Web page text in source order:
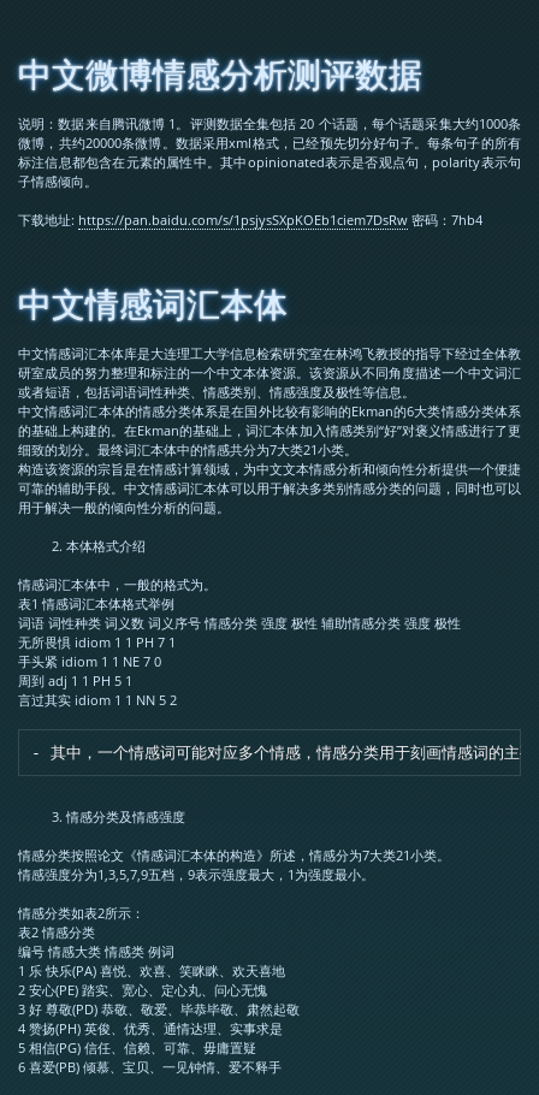
中文微博情感分析测评数据
说明：数据来自腾讯微博 1。评测数据全集包括 20 个话题，每个话题采集大约1000条
微博，共约20000条微博。数据采用xml格式，已经预先切分好句子。每条句子的所有
标注信息都包含在元素的属性中。其中opinionated表示是否观点句，polarity表示句
子情感倾向。
下载地址: https://pan.baidu.com/s/1psjysSXpKOEb1ciem7DsRw 密码：7hb4
中文情感词汇本体
中文情感词汇本体库是大连理工大学信息检索研究室在林鸿飞教授的指导下经过全体教
研室成员的努力整理和标注的一个中文本体资源。该资源从不同角度描述一个中文词汇
或者短语，包括词语词性种类、情感类别、情感强度及极性等信息。
中文情感词汇本体的情感分类体系是在国外比较有影响的Ekman的6大类情感分类体系
的基础上构建的。在Ekman的基础上，词汇本体加入情感类别“好”对褒义情感进行了更
细致的划分。最终词汇本体中的情感共分为7大类21小类。
构造该资源的宗旨是在情感计算领域，为中文文本情感分析和倾向性分析提供一个便捷
可靠的辅助手段。中文情感词汇本体可以用于解决多类别情感分类的问题，同时也可以
用于解决一般的倾向性分析的问题。
本体格式介绍
情感词汇本体中，一般的格式为。
表1 情感词汇本体格式举例
词语 词性种类 词义数 词义序号 情感分类 强度 极性 辅助情感分类 强度 极性
无所畏惧 idiom 1 1 PH 7 1
手头紧 idiom 1 1 NE 7 0
周到 adj 1 1 PH 5 1
言过其实 idiom 1 1 NN 5 2
情感分类及情感强度
情感分类按照论文《情感词汇本体的构造》所述，情感分为7大类21小类。
情感强度分为1,3,5,7,9五档，9表示强度最大，1为强度最小。
情感分类如表2所示：
表2 情感分类
编号 情感大类 情感类 例词
1 乐 快乐(PA) 喜悦、欢喜、笑眯眯、欢天喜地
2 安心(PE) 踏实、宽心、定心丸、问心无愧
3 好 尊敬(PD) 恭敬、敬爱、毕恭毕敬、肃然起敬
4 赞扬(PH) 英俊、优秀、通情达理、实事求是
5 相信(PG) 信任、信赖、可靠、毋庸置疑
6 喜爱(PB) 倾慕、宝贝、一见钟情、爱不释手